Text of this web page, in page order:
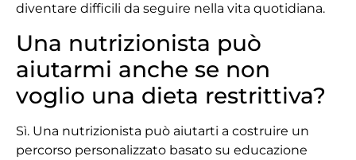
diventare difficili da seguire nella vita quotidiana.
Una nutrizionista può
aiutarmi anche se non
voglio una dieta restrittiva?
Sì. Una nutrizionista può aiutarti a costruire un
percorso personalizzato basato su educazione